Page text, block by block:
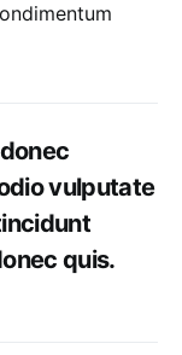
vulputate
quis.